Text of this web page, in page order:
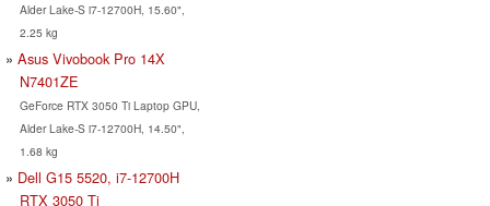
Alder Lake-S i7-12700H, 15.60",
2.25 kg
Asus Vivobook Pro 14X
N7401ZE
GeForce RTX 3050 Ti Laptop GPU,
Alder Lake-S i7-12700H, 14.50",
1.68 kg
Dell G15 5520, i7-12700H
RTX 3050 Ti